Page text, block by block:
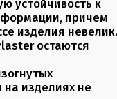
устойчивость к
причем
изделия невелик.
остаются
изделиях не